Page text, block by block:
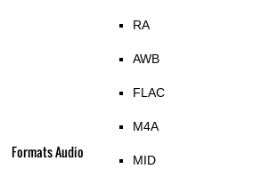
Formats Audio
RA
AWB
FLAC
M4A
MID